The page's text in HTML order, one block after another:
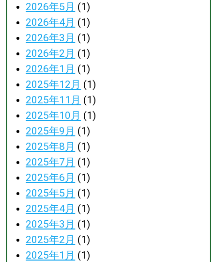
2026年5月 (1)
2026年4月 (1)
2026年3月 (1)
2026年2月 (1)
2026年1月 (1)
2025年12月 (1)
2025年11月 (1)
2025年10月 (1)
2025年9月 (1)
2025年8月 (1)
2025年7月 (1)
2025年6月 (1)
2025年5月 (1)
2025年4月 (1)
2025年3月 (1)
2025年2月 (1)
2025年1月 (1)